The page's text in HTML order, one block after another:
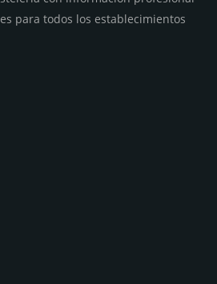
para todos los establecimientos